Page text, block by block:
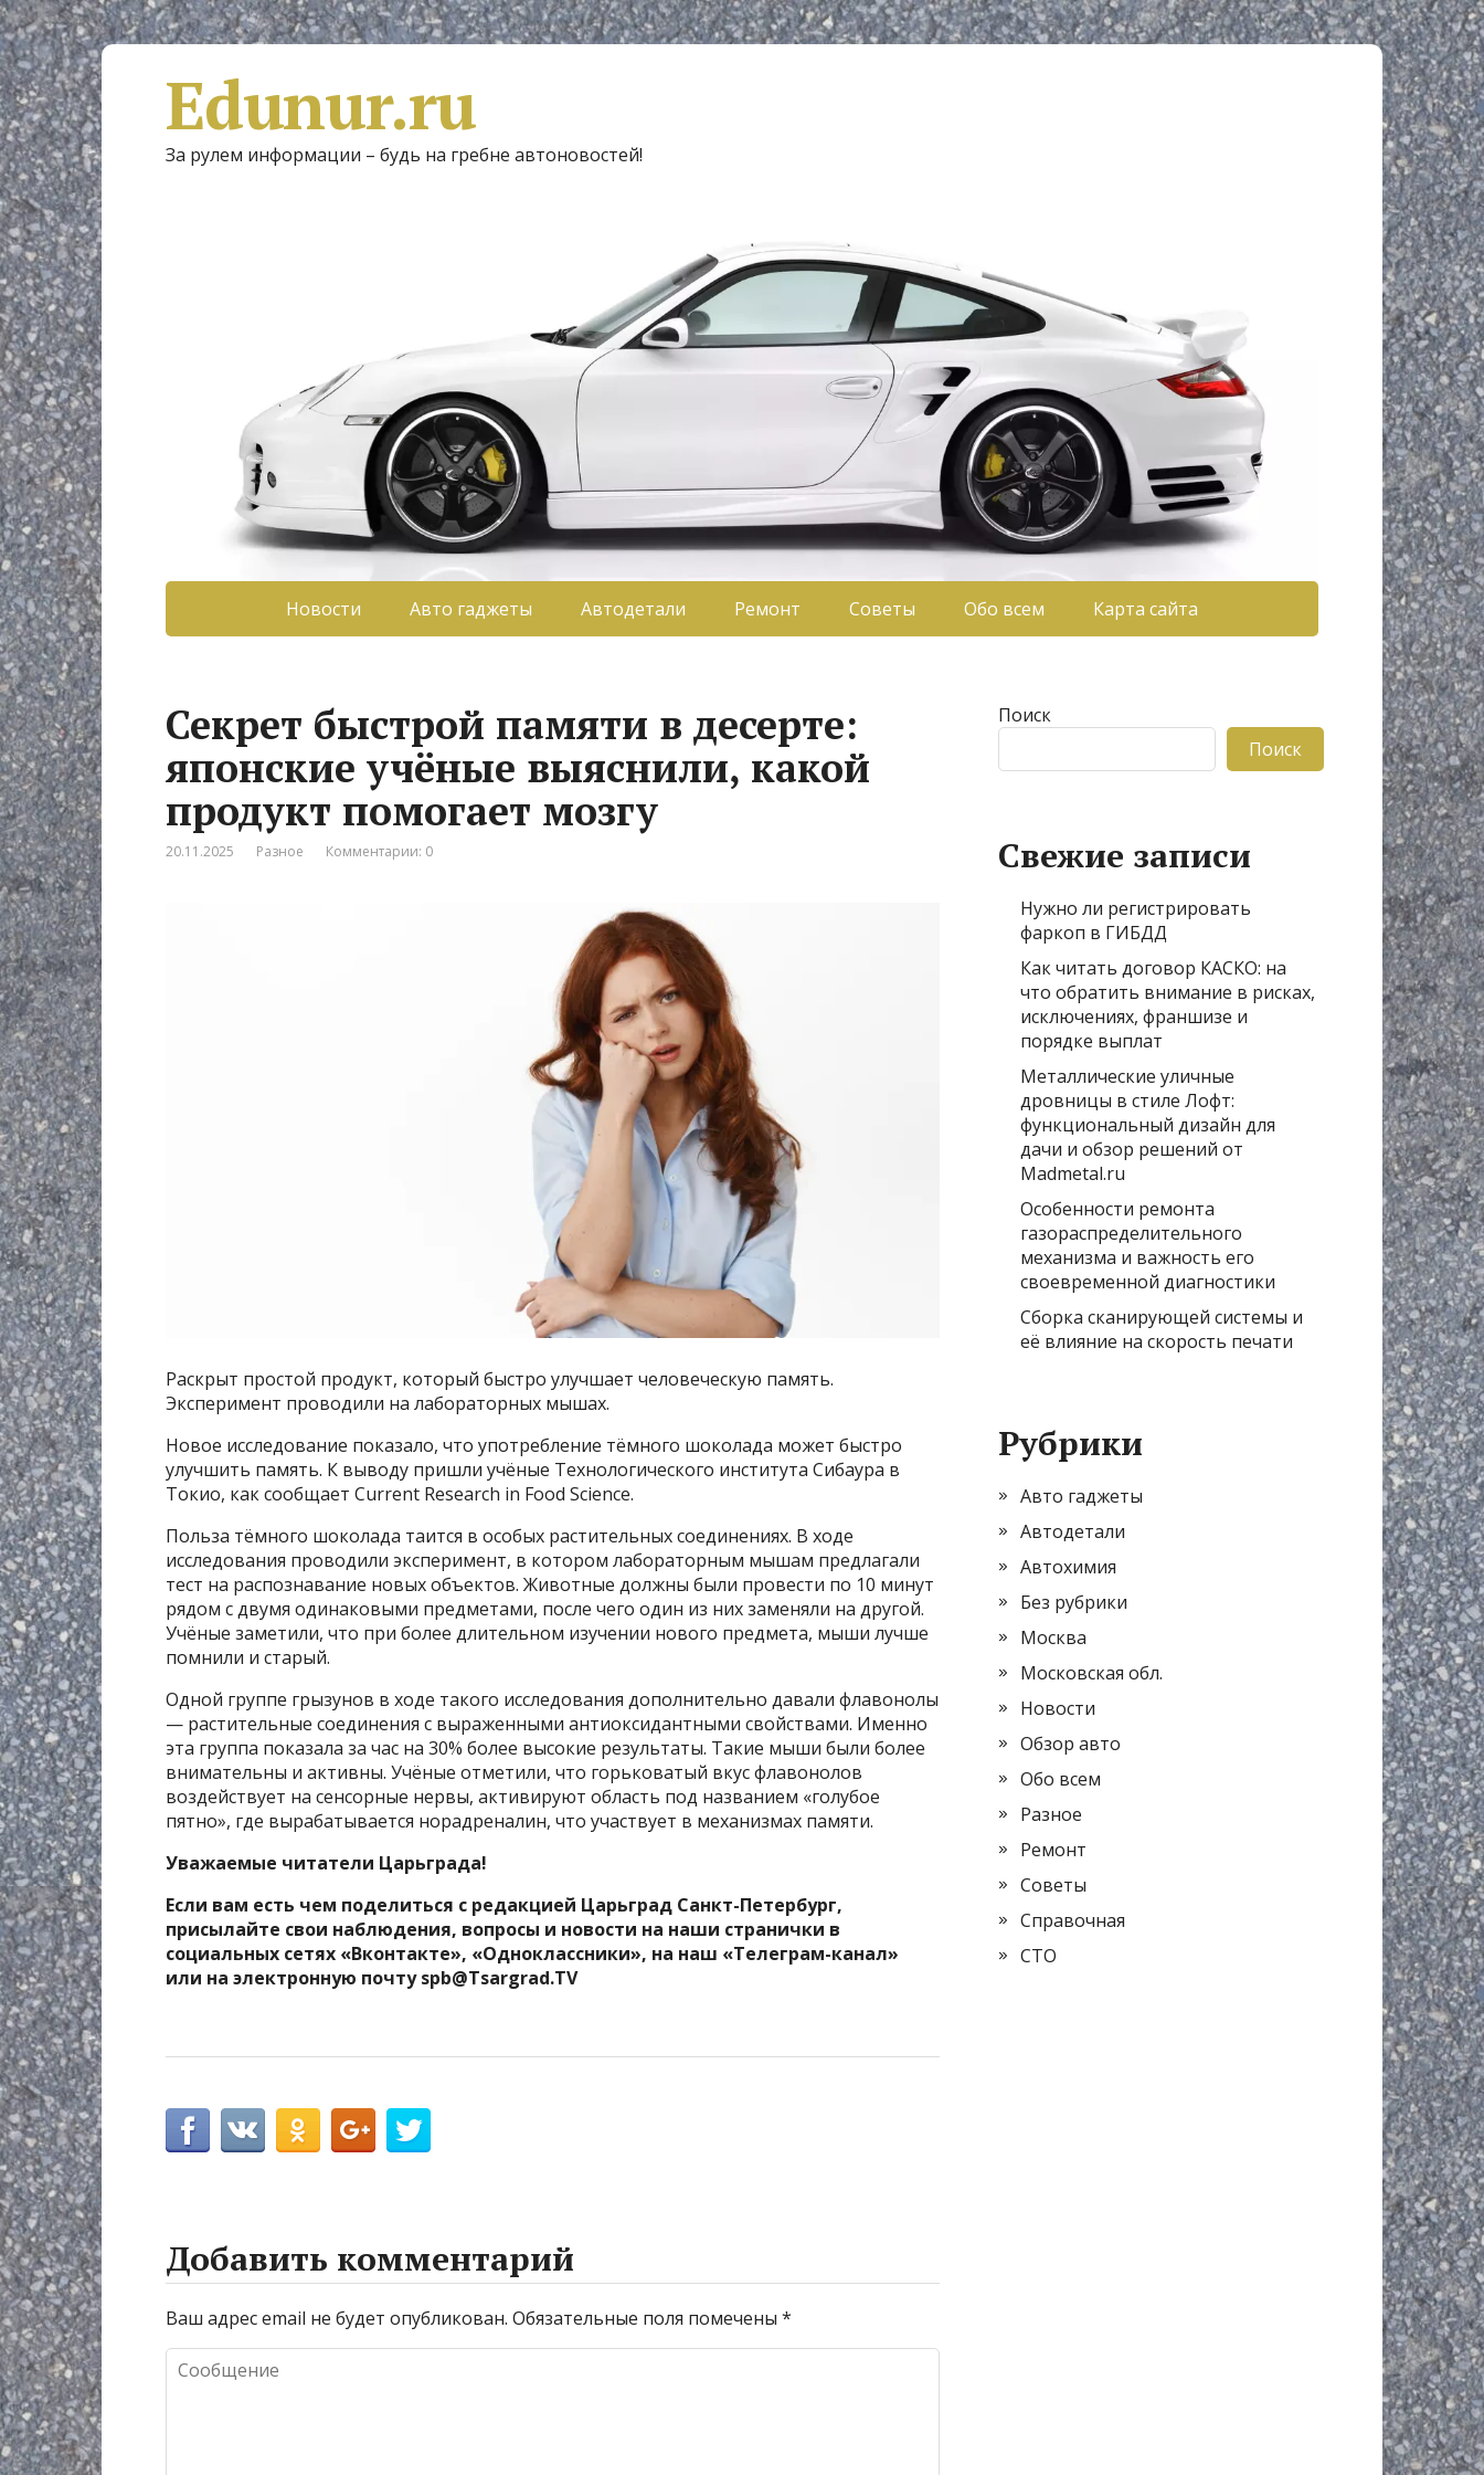
Edunur.ru
За рулем информации – будь на гребне автоновостей!
Новости Авто гаджеты Автодетали Ремонт Советы Обо всем Карта сайта
Секрет быстрой памяти в десерте:
японские учёные выяснили, какой
продукт помогает мозгу
20.11.2025 Разное Комментарии: 0
Раскрыт простой продукт, который быстро улучшает человеческую память.
Эксперимент проводили на лабораторных мышах.
Новое исследование показало, что употребление тёмного шоколада может быстро
улучшить память. К выводу пришли учёные Технологического института Сибаура в
Токио, как сообщает Current Research in Food Science.
Польза тёмного шоколада таится в особых растительных соединениях. В ходе
исследования проводили эксперимент, в котором лабораторным мышам предлагали
тест на распознавание новых объектов. Животные должны были провести по 10 минут
рядом с двумя одинаковыми предметами, после чего один из них заменяли на другой.
Учёные заметили, что при более длительном изучении нового предмета, мыши лучше
помнили и старый.
Одной группе грызунов в ходе такого исследования дополнительно давали флавонолы
— растительные соединения с выраженными антиоксидантными свойствами. Именно
эта группа показала за час на 30% более высокие результаты. Такие мыши были более
внимательны и активны. Учёные отметили, что горьковатый вкус флавонолов
воздействует на сенсорные нервы, активируют область под названием «голубое
пятно», где вырабатывается норадреналин, что участвует в механизмах памяти.
Уважаемые читатели Царьграда!
Если вам есть чем поделиться с редакцией Царьград Санкт-Петербург,
присылайте свои наблюдения, вопросы и новости на наши странички в
социальных сетях «Вконтакте», «Одноклассники», на наш «Телеграм-канал»
или на электронную почту spb@Tsargrad.TV
Добавить комментарий
Ваш адрес email не будет опубликован. Обязательные поля помечены *
Поиск
Поиск
Свежие записи
Нужно ли регистрировать
фаркоп в ГИБДД
Как читать договор КАСКО: на
что обратить внимание в рисках,
исключениях, франшизе и
порядке выплат
Металлические уличные
дровницы в стиле Лофт:
функциональный дизайн для
дачи и обзор решений от
Madmetal.ru
Особенности ремонта
газораспределительного
механизма и важность его
своевременной диагностики
Сборка сканирующей системы и
её влияние на скорость печати
Рубрики
Авто гаджеты
Автодетали
Автохимия
Без рубрики
Москва
Московская обл.
Новости
Обзор авто
Обо всем
Разное
Ремонт
Советы
Справочная
СТО